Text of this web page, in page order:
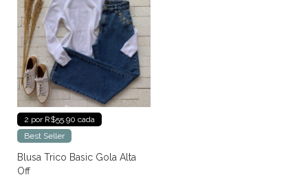
2 por R$55.90 cada
Best Seller
Blusa Trico Basic Gola Alta
Off